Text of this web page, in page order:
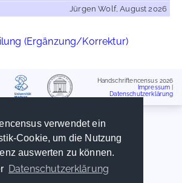
verwendet ein
Cookie, um die Nutzung
auswerten zu können.
Datenschutzerklärung
Jürgen Wolf, August 2026
(Ergänzung/Korrektur)
Handschriftencensus 2026
Impressum
Datenschutzerklärung